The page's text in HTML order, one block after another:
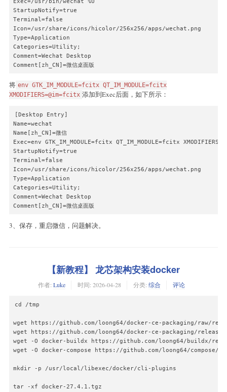
Exec=/usr/bin/wechat %U
StartupNotify=true
Terminal=false
Icon=/usr/share/icons/hicolor/256x256/apps/wechat.png
Type=Application
Categories=Utility;
Comment=Wechat Desktop
Comment[zh_CN]=微信桌面版
将 env GTK_IM_MODULE=fcitx QT_IM_MODULE=fcitx
XMODIFIERS=@im=fcitx 添加到Exec后面，如下所示：
[Desktop Entry]
Name=wechat
Name[zh_CN]=微信
Exec=env GTK_IM_MODULE=fcitx QT_IM_MODULE=fcitx
StartupNotify=true
Terminal=false
Icon=/usr/share/icons/hicolor/256x256/apps/wechat.png
Type=Application
Categories=Utility;
Comment=Wechat Desktop
Comment[zh_CN]=微信桌面版
3、保存，重启微信，问题解决。
【新教程】 龙芯架构安装docker
作者: Luke 时间: 2026-04-28 分类: 综合 评论
cd /tmp
wget https://github.com/loong64/docker-ce-packaging/raw/
wget https://github.com/loong64/docker-ce-packaging/
wget -O docker-buildx https://github.com/loong64/buildx/
wget -O docker-compose https://github.com/loong64/compose/
mkdir -p /usr/local/libexec/docker/cli-plugins
tar -xf docker-27.4.1.tgz